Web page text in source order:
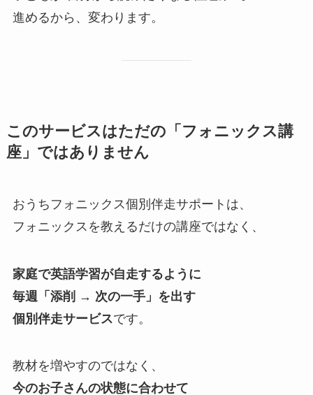
進めるから、変わります。
このサービスはただの「フォニックス講
座」ではありません
おうちフォニックス個別伴走サポートは、
フォニックスを教えるだけの講座ではなく、
家庭で英語学習が自走するように
毎週「添削 → 次の一手」を出す
個別伴走サービスです。
教材を増やすのではなく、
今のお子さんの状態に合わせて